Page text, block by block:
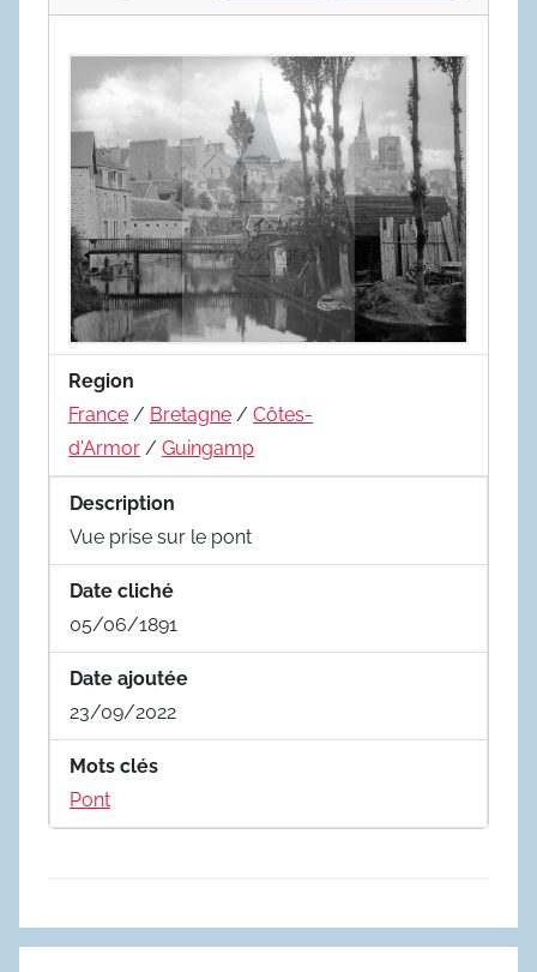
Region
France / Bretagne / Côtes-
d'Armor / Guingamp
Description
Vue prise sur le pont
Date cliché
05/06/1891
Date ajoutée
23/09/2022
Mots clés
Pont